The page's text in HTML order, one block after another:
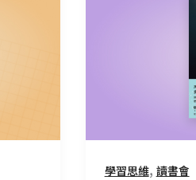
學習思維, 讀書會
升
（動